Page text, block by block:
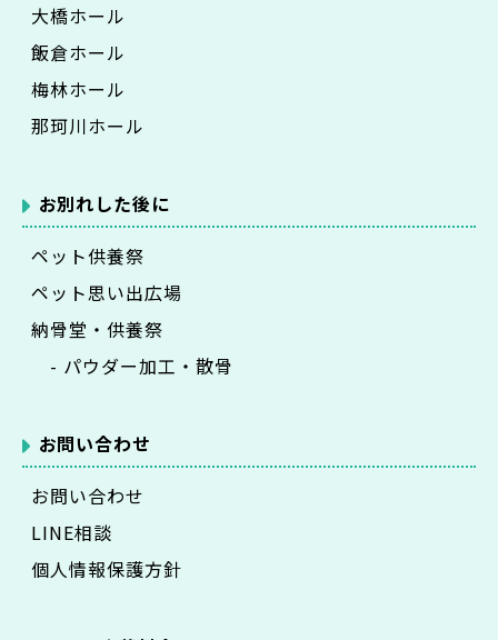
大橋ホール
飯倉ホール
梅林ホール
那珂川ホール
お別れした後に
ペット供養祭
ペット思い出広場
納骨堂・供養祭
- パウダー加工・散骨
お問い合わせ
お問い合わせ
LINE相談
個人情報保護方針